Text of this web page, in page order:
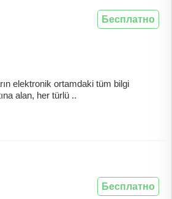
elektronik ortamdaki tüm bilgi
alan, her türlü ..
Бесплатно
Бесплатно